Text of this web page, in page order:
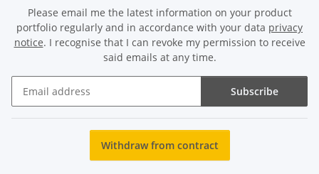
Please email me the latest information on your product
portfolio regularly and in accordance with your data privacy
notice. I recognise that I can revoke my permission to receive
said emails at any time.
Subscribe
Withdraw from contract